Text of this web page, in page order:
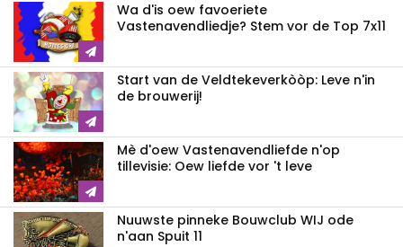
Wa d'is oew favoeriete
Vastenavendliedje? Stem vor de Top 7x11
Start van de Veldtekeverkòòp: Leve n'in
de brouwerij!
Mè d'oew Vastenavendliefde n'op
tillevisie: Oew liefde vor 't leve
Nuuwste pinneke Bouwclub WIJ ode
n'aan Spuit 11